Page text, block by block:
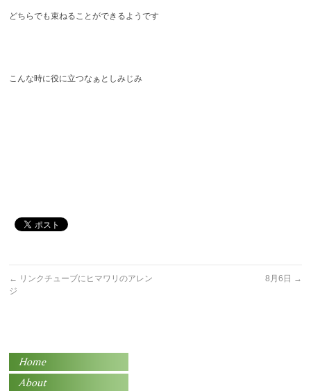
どちらでも束ねることができるようです
こんな時に役に立つなぁとしみじみ
← リンクチューブにヒマワリのアレン
ジ
8月6日 →